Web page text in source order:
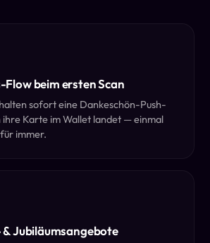
beim ersten Scan
sofort eine Dankeschön-Push-
Karte im Wallet landet — einmal
immer.
Jubiläumsangebote